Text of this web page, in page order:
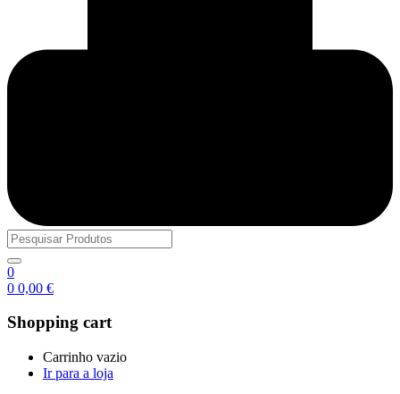
0
0 0,00 €
Shopping cart
Carrinho vazio
Ir para a loja